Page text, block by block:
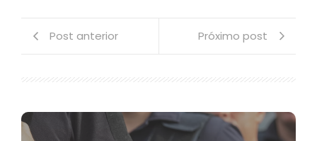
Post anterior Próximo post